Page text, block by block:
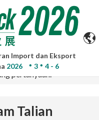
Translate adalah untuk
tepat. Sila rujuk versi
pertanyaan.
Import dan Eksport
2026 3 4 - 6
Talian